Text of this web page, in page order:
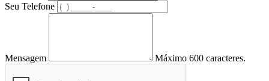
Seu Telefone
Mensagem Máximo 600 caracteres.